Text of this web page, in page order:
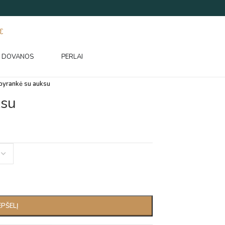
DOVANOS PERLAI
su auksu